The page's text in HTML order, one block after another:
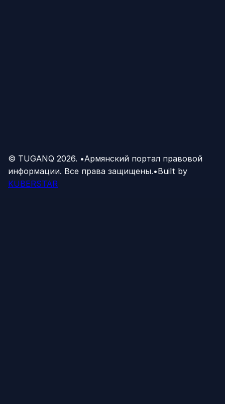
© TUGANQ 2026. •Армянский портал правовой
информации. Все права защищены.•Built by
KUBERSTAR